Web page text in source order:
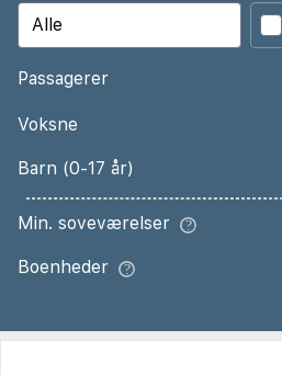
Passagerer
Voksne
Barn (0-17 år)
Min. soveværelser
Boenheder